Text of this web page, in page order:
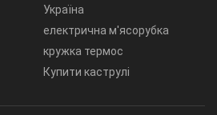
Україна
електрична м'ясорубка
кружка термос
Купити каструлі